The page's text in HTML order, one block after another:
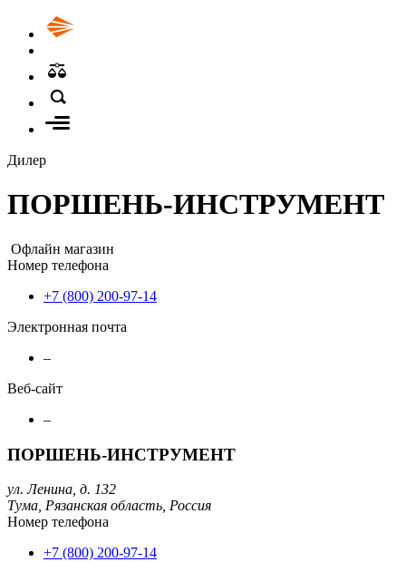
Дилер
ПОРШЕНЬ-ИНСТРУМЕНТ
Офлайн магазин
Номер телефона
+7 (800) 200-97-14
Электронная почта
–
Веб-сайт
–
ПОРШЕНЬ-ИНСТРУМЕНТ
ул. Ленина, д. 132
Тума, Рязанская область, Россия
Номер телефона
+7 (800) 200-97-14